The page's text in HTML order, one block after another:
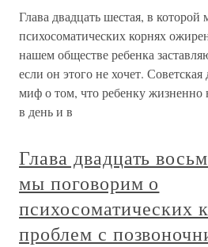
Глава двадцать шестая, в
психосоматических корнях
нашем обществе ребенка
если он этого не хочет. Советская
миф о том, что ребенку жизненно
в день и в
Глава двадцать
мы поговорим о
психосоматических
проблем с